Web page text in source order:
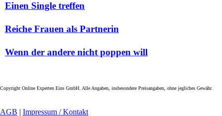
Einen Single treffen
Reiche Frauen als Partnerin
Wenn der andere nicht poppen will
Copyright Online Experten Eins GmbH. Alle Angaben, insbesondere Preisangaben, ohne jegliches Gewähr.
AGB | Impressum / Kontakt